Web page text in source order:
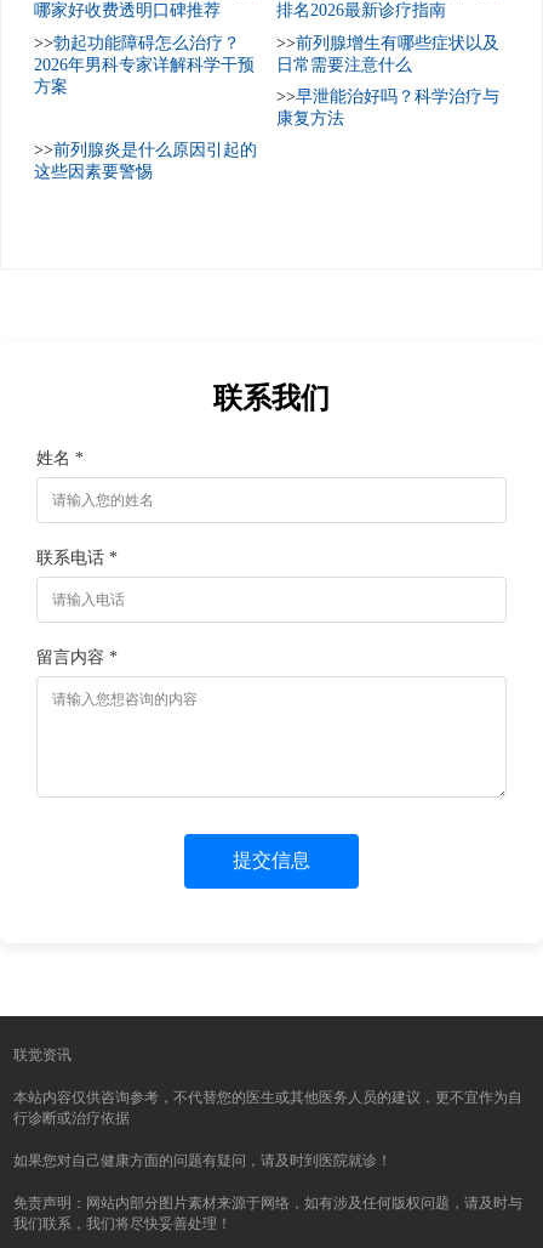
哪家好收费透明口碑推荐
排名2026最新诊疗指南
>>勃起功能障碍怎么治疗？
2026年男科专家详解科学干预
方案
>>前列腺增生有哪些症状以及
日常需要注意什么
>>早泄能治好吗？科学治疗与
康复方法
>>前列腺炎是什么原因引起的
这些因素要警惕
联系我们
姓名 *
联系电话 *
留言内容 *
提交信息
联觉资讯
本站内容仅供咨询参考，不代替您的医生或其他医务人员的建议，更不宜作为自
行诊断或治疗依据
如果您对自己健康方面的问题有疑问，请及时到医院就诊！
免责声明：网站内部分图片素材来源于网络，如有涉及任何版权问题，请及时与
我们联系，我们将尽快妥善处理！